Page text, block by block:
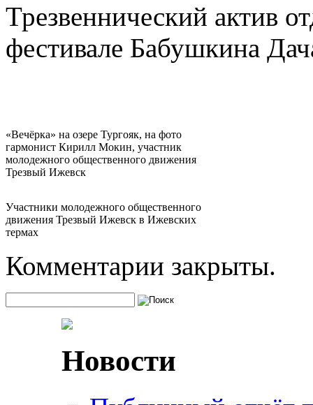
Трезвеннический актив
фестивале Бабушкина
«Вечёрка» на озере Тургояк, на фото
гармонист Кирилл Мокин, участник
молодежного общественного движения
Трезвый Ижевск
Участники молодежного общественного
движения Трезвый Ижевск в Ижевских
термах
Комментарии закрыты.
Новости